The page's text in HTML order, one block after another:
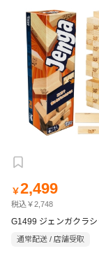
￥2,499
税込￥2,748
G1499 ジェンガクラシ
通常配送 / 店舗受取